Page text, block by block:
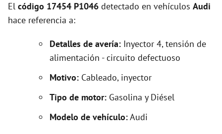
El código 17454 P1046 detectado en vehículos Audi
hace referencia a:
Detalles de avería: Inyector 4, tensión de
alimentación - circuito defectuoso
Motivo: Cableado, inyector
Tipo de motor: Gasolina y Diésel
Modelo de vehículo:Audi